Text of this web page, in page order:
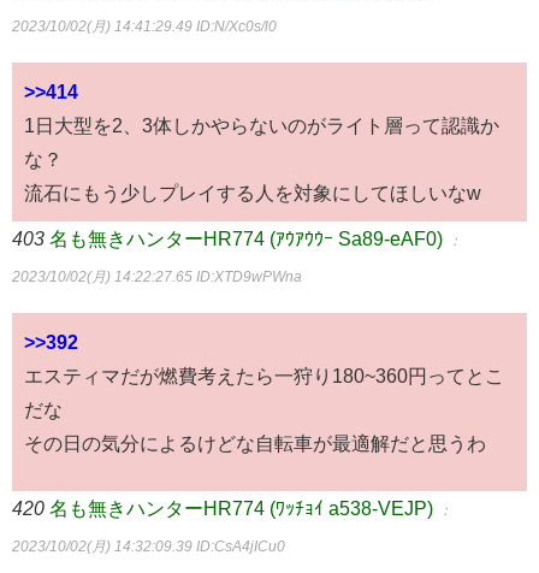
2023/10/02(月) 14:41:29.49 ID:N/Xc0s/l0
>>414
1日大型を2、3体しかやらないのがライト層って認識か
な？
流石にもう少しプレイする人を対象にしてほしいなw
403 名も無きハンターHR774 (ｱｳｱｳｳｰ Sa89-eAF0) ：
2023/10/02(月) 14:22:27.65 ID:XTD9wPWna
>>392
エスティマだが燃費考えたら一狩り180~360円ってとこ
だな
その日の気分によるけどな自転車が最適解だと思うわ
420 名も無きハンターHR774 (ﾜｯﾁｮｲ a538-VEJP) ：
2023/10/02(月) 14:32:09.39 ID:CsA4jICu0